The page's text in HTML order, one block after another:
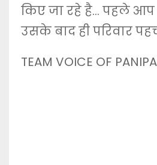
किए जा रहे है… पहले आप
उसके बाद ही परिवार
TEAM VOICE OF